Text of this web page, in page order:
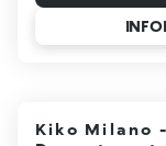
Kiko Milano